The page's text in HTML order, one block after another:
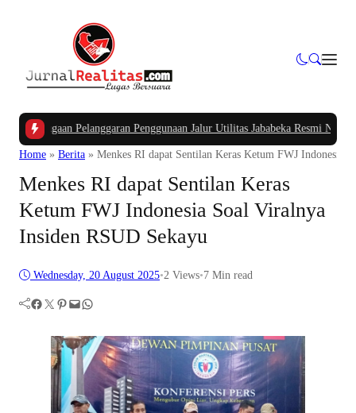
Pelanggaran Penggunaan Jalur Utilitas Jababeka Resmi Naik ke
Home » Berita » Menkes RI dapat Sentilan Keras Ketum FWJ Indonesia
Menkes RI dapat Sentilan Keras
Ketum FWJ Indonesia Soal Viralnya
Insiden RSUD Sekayu
Wednesday, 20 August 2025•2 Views•7 Min read
Facebook Twitter Pinterest Mail WhatsApp